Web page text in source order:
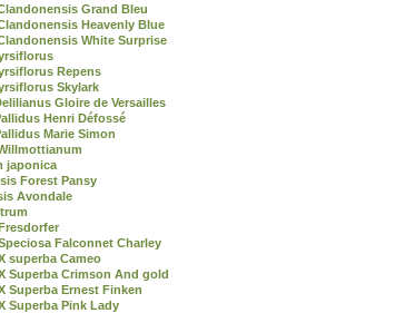
Grand Bleu
Heavenly Blue
White Surprise
Repens
Skylark
Gloire de Versailles
Henri Défossé
Marie Simon
japonica
Forest Pansy
Avondale
Falconnet Charley
superba Cameo
Superba Crimson And gold
Superba Ernest Finken
Superba Pink Lady